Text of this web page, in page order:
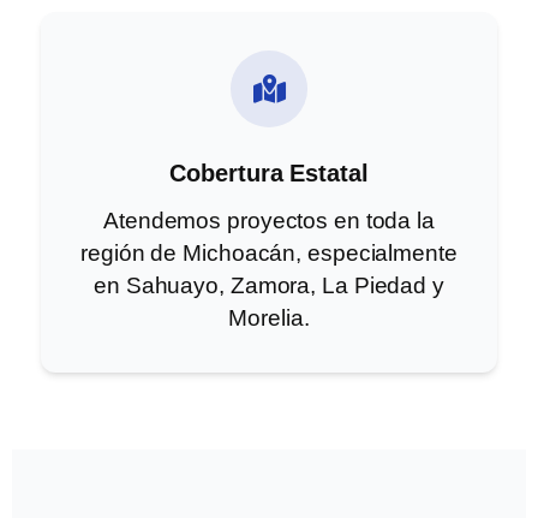
Cobertura Estatal
Atendemos proyectos en toda la
región de Michoacán, especialmente
en Sahuayo, Zamora, La Piedad y
Morelia.